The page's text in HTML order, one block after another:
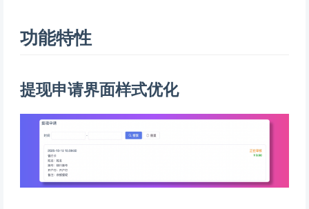
功能特性
提现申请界面样式优化